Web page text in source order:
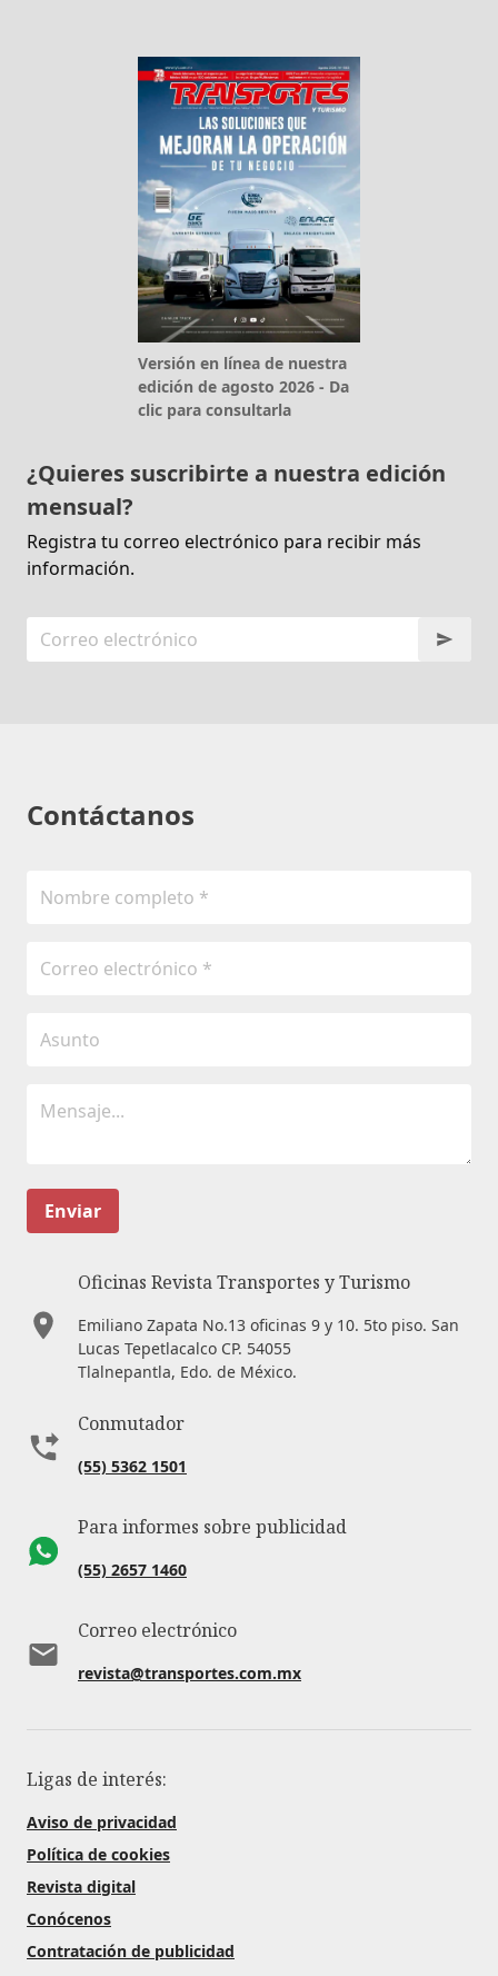
Versión en línea de nuestra
edición de agosto 2026 - Da
clic para consultarla
¿Quieres suscribirte a nuestra edición
mensual?
Registra tu correo electrónico para recibir más
información.
Contáctanos
Enviar
Oficinas Revista Transportes y Turismo
Emiliano Zapata No.13 oficinas 9 y 10. 5to piso. San
Lucas Tepetlacalco CP. 54055
Tlalnepantla, Edo. de México.
Conmutador
(55) 5362 1501
Para informes sobre publicidad
(55) 2657 1460
Correo electrónico
revista@transportes.com.mx
Ligas de interés:
Aviso de privacidad
Política de cookies
Revista digital
Conócenos
Contratación de publicidad